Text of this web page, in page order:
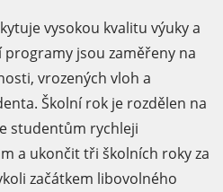
vysokou kvalitu výuky a
programy jsou zaměřeny na
vrozených vloh a
Školní rok je rozdělen na
studentům rychleji
a ukončit tři školních roky za
začátkem libovolného